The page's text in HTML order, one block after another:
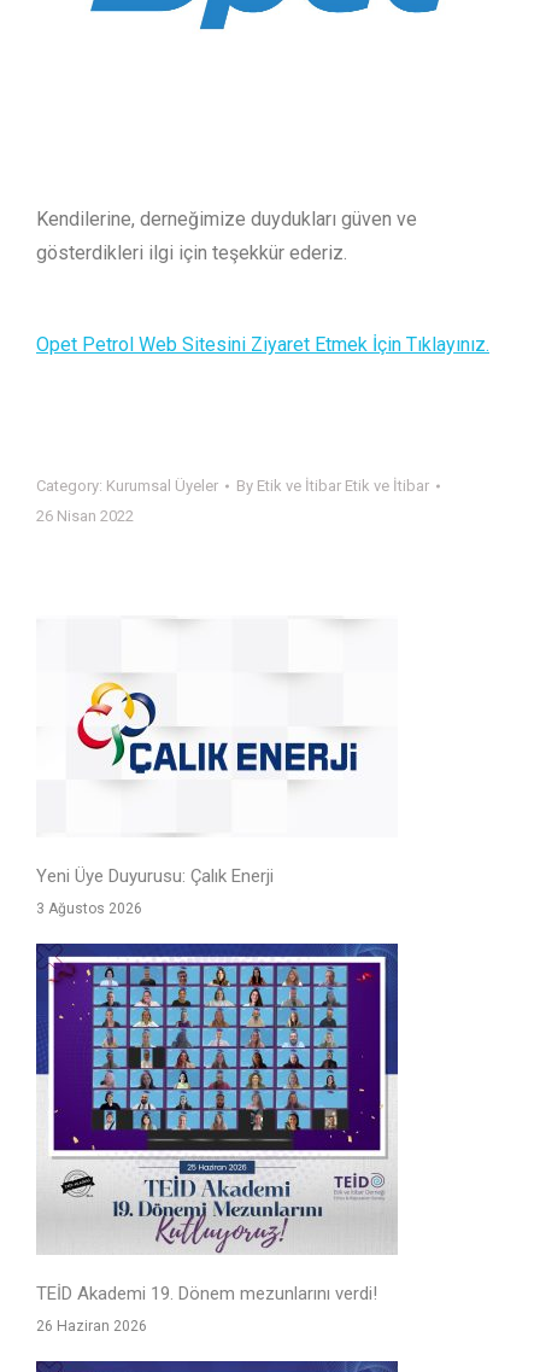
Kendilerine, derneğimize duydukları güven ve
gösterdikleri ilgi için teşekkür ederiz.
Opet Petrol Web Sitesini Ziyaret Etmek İçin Tıklayınız.
Category: Kurumsal Üyeler By Etik ve İtibar Etik ve İtibar
26 Nisan 2022
Yeni Üye Duyurusu: Çalık Enerji
3 Ağustos 2026
TEİD Akademi 19. Dönem mezunlarını verdi!
26 Haziran 2026